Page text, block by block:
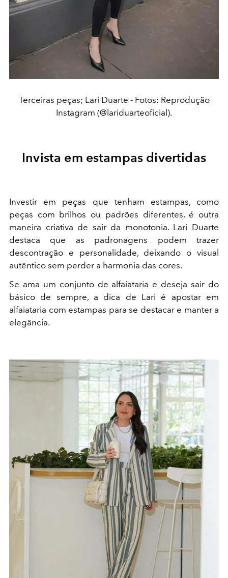
Terceiras peças; Lari Duarte - Fotos: Reprodução
Instagram (@lariduarteoficial).
Invista em estampas divertidas
Investir em peças que tenham estampas, como
peças com brilhos ou padrões diferentes, é outra
maneira criativa de sair da monotonia. Lari Duarte
destaca que as padronagens podem trazer
descontração e personalidade, deixando o visual
autêntico sem perder a harmonia das cores.
Se ama um conjunto de alfaiataria e deseja sair do
básico de sempre, a dica de Lari é apostar em
alfaiataria com estampas para se destacar e manter a
elegância.